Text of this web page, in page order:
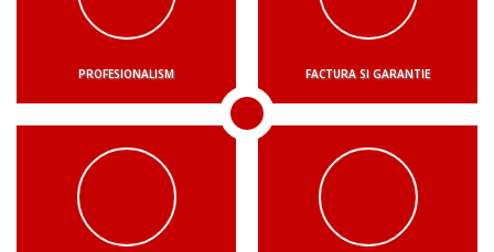
PROFESIONALISM FACTURA SI GARANTIE